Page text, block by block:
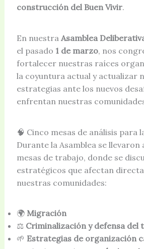
construcción del Buen Vivir.
En nuestra Asamblea
el pasado 1 de marzo, nos
fortalecer nuestras raíces
la coyuntura actual y actualizar
estrategias ante los nuevos
enfrentan nuestras
🧠 Cinco mesas de análisis para
Durante la Asamblea se llevaron
mesas de trabajo, donde se
estratégicos que afectan
nuestras comunidades:
🌍 Migración
⚖️ Criminalización y defensa
🌱 Estrategias de organización